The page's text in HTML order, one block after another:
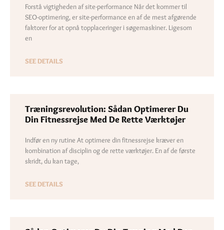
Forstå vigtigheden af site-performance Når det kommer til
SEO-optimering, er site-performance en af de mest afgørende
faktorer for at opnå topplaceringer i søgemaskiner. Ligesom
en
SEE DETAILS
Træningsrevolution: Sådan Optimerer Du
Din Fitnessrejse Med De Rette Værktøjer
Indfør en ny rutine At optimere din fitnessrejse kræver en
kombination af disciplin og de rette værktøjer. En af de første
skridt, du kan tage,
SEE DETAILS